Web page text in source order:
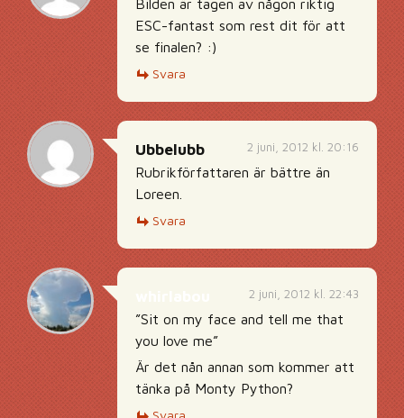
Bilden är tagen av någon riktig
ESC-fantast som rest dit för att
se finalen? :)
Svara
2 juni, 2012 kl. 20:16
Ubbelubb
Rubrikförfattaren är bättre än
Loreen.
Svara
2 juni, 2012 kl. 22:43
”Sit on my face and tell me that
you love me”
Är det nån annan som kommer att
tänka på Monty Python?
Svara